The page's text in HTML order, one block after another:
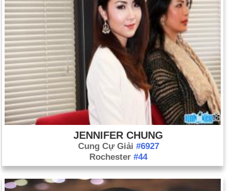
JENNIFER CHUNG
Cung Cự Giải #6927
Rochester #44